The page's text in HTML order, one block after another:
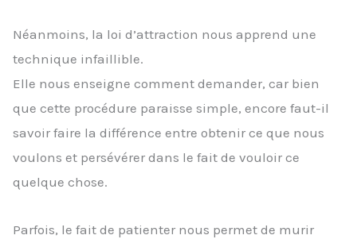
Néanmoins, la loi d’attraction nous apprend une
technique infaillible.
Elle nous enseigne comment demander, car bien
que cette procédure paraisse simple, encore faut-il
savoir faire la différence entre obtenir ce que nous
voulons et persévérer dans le fait de vouloir ce
quelque chose.
Parfois, le fait de patienter nous permet de murir